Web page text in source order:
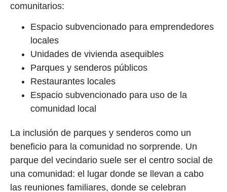
comunitarios:
Espacio subvencionado para emprendedores
locales
Unidades de vivienda asequibles
Parques y senderos públicos
Restaurantes locales
Espacio subvencionado para uso de la
comunidad local
La inclusión de parques y senderos como un
beneficio para la comunidad no sorprende. Un
parque del vecindario suele ser el centro social de
una comunidad: el lugar donde se llevan a cabo
las reuniones familiares, donde se celebran